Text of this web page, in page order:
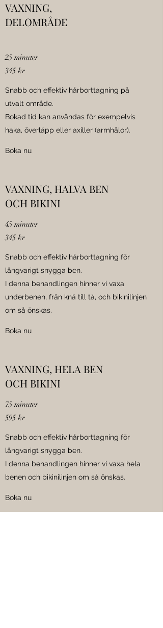
VAXNING,
DELOMRÅDE
25 minuter
345 kr
Snabb och effektiv hårborttagning på
utvalt område.
Bokad tid kan användas för exempelvis
haka, överläpp eller axiller (armhålor).
Boka nu
VAXNING, HALVA BEN
OCH BIKINI
45 minuter
345 kr
Snabb och effektiv hårborttagning för
långvarigt snygga ben.
I denna behandlingen hinner vi vaxa
underbenen, från knä till tå, och bikinilinjen
om så önskas.
Boka nu
VAXNING, HELA BEN
OCH BIKINI
75 minuter
595 kr
Snabb och effektiv hårborttagning för
långvarigt snygga ben.
I denna behandlingen hinner vi vaxa hela
benen och bikinilinjen om så önskas.
Boka nu